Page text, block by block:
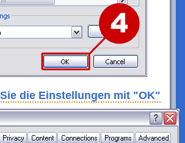
die Einstellungen mit "OK"